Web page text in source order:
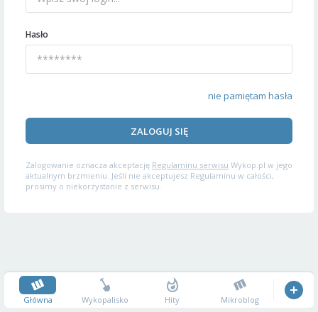
Hasło
nie pamiętam hasła
ZALOGUJ SIĘ
Zalogowanie oznacza akceptację Regulaminu serwisu Wykop.pl w jego
aktualnym brzmieniu. Jeśli nie akceptujesz Regulaminu w całości,
prosimy o niekorzystanie z serwisu.
Główna Wykopalisko Hity Mikroblog